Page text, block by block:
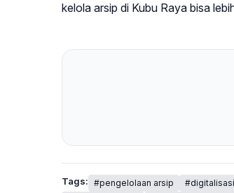
kelola arsip di Kubu Raya bisa
Tags: #pengelolaan arsip